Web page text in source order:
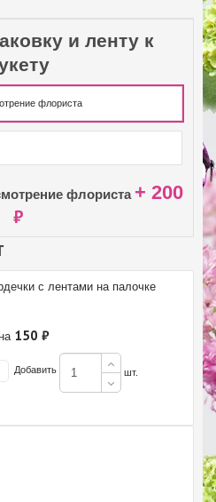
и ленту к
флориста
флориста + 200
₽
с лентами на палочке
150 ₽
Добавить шт.